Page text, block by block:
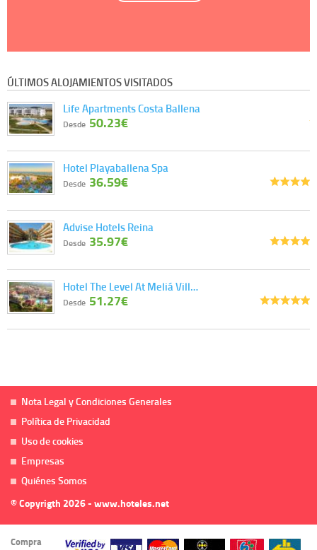
ÚLTIMOS ALOJAMIENTOS VISITADOS
Life Apartments Costa Ballena
Desde 50.23€
Hotel Playaballena Spa
Desde 36.59€
Advise Hotels Reina
Desde 35.97€
Hotel The Level At Meliá Vill…
Desde 51.27€
Nota Legal y Condiciones Generales
Política de Privacidad
Uso de cookies
Empresas
Quiénes Somos
© Copyrigth 2026 - www.hoteles.net
Compra